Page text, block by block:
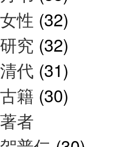
女性 (32)
研究 (32)
清代 (31)
古籍 (30)
著者